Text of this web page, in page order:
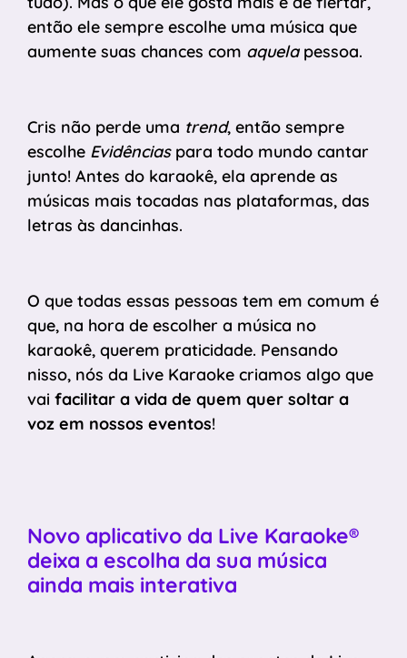
então ele sempre escolhe uma música que
aumente suas chances com aquelapessoa.
Cris não perde uma trend, então sempre
escolhe Evidênciaspara todo mundo cantar
junto! Antes do karaokê, ela aprende as
músicas mais tocadas nas plataformas, das
letras às dancinhas.
O que todas essas pessoas tem em comum é
que, na hora de escolher a música no
karaokê, querem praticidade. Pensando
nisso, nós da Live Karaoke criamos algo que
vai facilitar a vida de quem quer soltar a
voz em nossos eventos!
Novo aplicativo da Live Karaoke®
deixa a escolha da sua música
ainda mais interativa